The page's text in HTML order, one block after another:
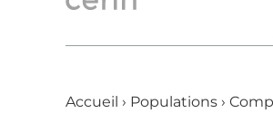
Accueil › Populations ›